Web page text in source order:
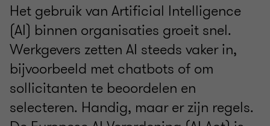
Het gebruik van Artificial Intelligence
(AI) binnen organisaties groeit snel.
Werkgevers zetten AI steeds vaker in,
bijvoorbeeld met chatbots of om
sollicitanten te beoordelen en
selecteren. Handig, maar er zijn regels.